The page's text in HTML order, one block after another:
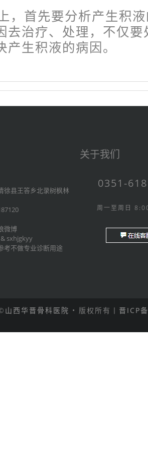
，首先要分析产生积
去治疗、处理，不仅
产生积液的病因。
徐县王答乡北录树枫林
微博
& sxhjgkyy
考不做专业诊断用途
关于我们
0351-
周一至周日
山西华晋骨科医院 • 版权所有丨 晋ICP